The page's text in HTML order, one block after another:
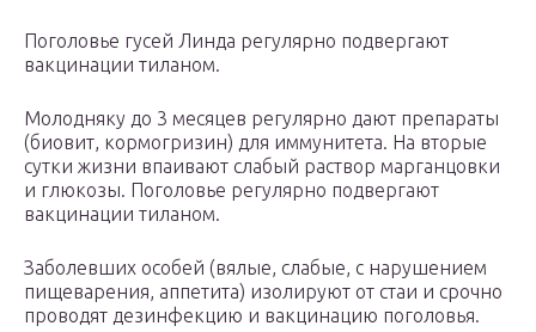
Поголовье гусей Линда регулярно подвергают
вакцинации тиланом.
Молодняку до 3 месяцев регулярно дают препараты
(биовит, кормогризин) для иммунитета. На вторые
сутки жизни впаивают слабый раствор марганцовки
и глюкозы. Поголовье регулярно подвергают
вакцинации тиланом.
Заболевших особей (вялые, слабые, с нарушением
пищеварения, аппетита) изолируют от стаи и срочно
проводят дезинфекцию и вакцинацию поголовья.